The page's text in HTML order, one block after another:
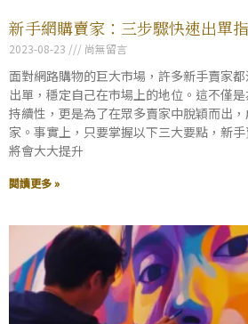
新手網購賣家：三步驟快速出單
2023-08-23 尚無留言
面對網路購物的巨大市場，許多新手賣家
出單，穩定自己在市場上的地位。這不僅
持續性，更是為了在眾多賣家中脫穎而出
家。事實上，只要掌握以下三大要點，新
將會大大提升
閱讀更多 »